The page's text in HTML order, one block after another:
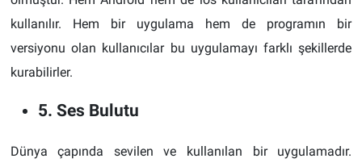
kullanılır. Hem bir uygulama hem de programın bir
versiyonu olan kullanıcılar bu uygulamayı farklı şekillerde
kurabilirler.
5. Ses Bulutu
Dünya çapında sevilen ve kullanılan bir uygulamadır.